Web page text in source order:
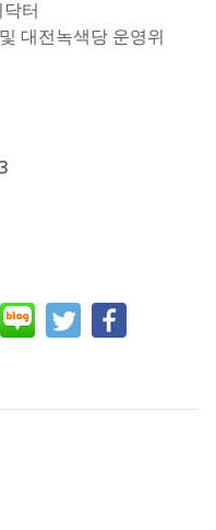
터
대전녹색당 운영위